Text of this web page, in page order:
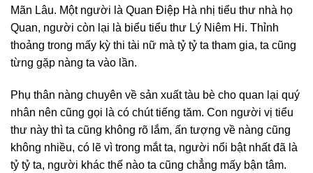
Mãn Lâu. Một người là Quan Điệp Hà nhị tiểu thư nhà họ
Quan, người còn lại là biểu tiểu thư Lý Niêm Hi. Thỉnh
thoảng trong mấy kỳ thi tài nữ mà tỷ tỷ ta tham gia, ta cũng
từng gặp nàng ta vào lần.
Phụ thân nàng chuyên về sản xuất tàu bè cho quan lại quý
nhân nên cũng gọi là có chút tiếng tăm. Con người vị tiểu
thư này thì ta cũng không rõ lắm, ấn tượng về nàng cũng
không nhiều, có lẽ vì trong mắt ta, người nổi bật nhất đã là
tỷ tỷ ta, người khác thế nào ta cũng chẳng mấy bận tâm.